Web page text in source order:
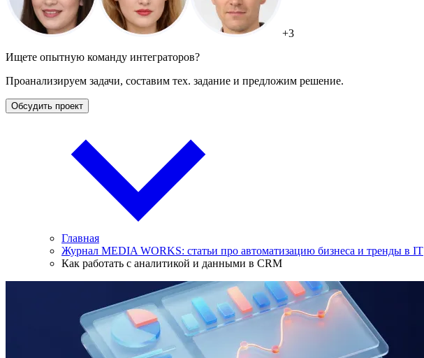
+3
Ищете опытную команду интеграторов?
Проанализируем задачи, составим тех. задание и предложим решение.
Обсудить проект
Главная
Журнал MEDIA WORKS: статьи про автоматизацию бизнеса и тренды в IT
Как работать с аналитикой и данными в CRM